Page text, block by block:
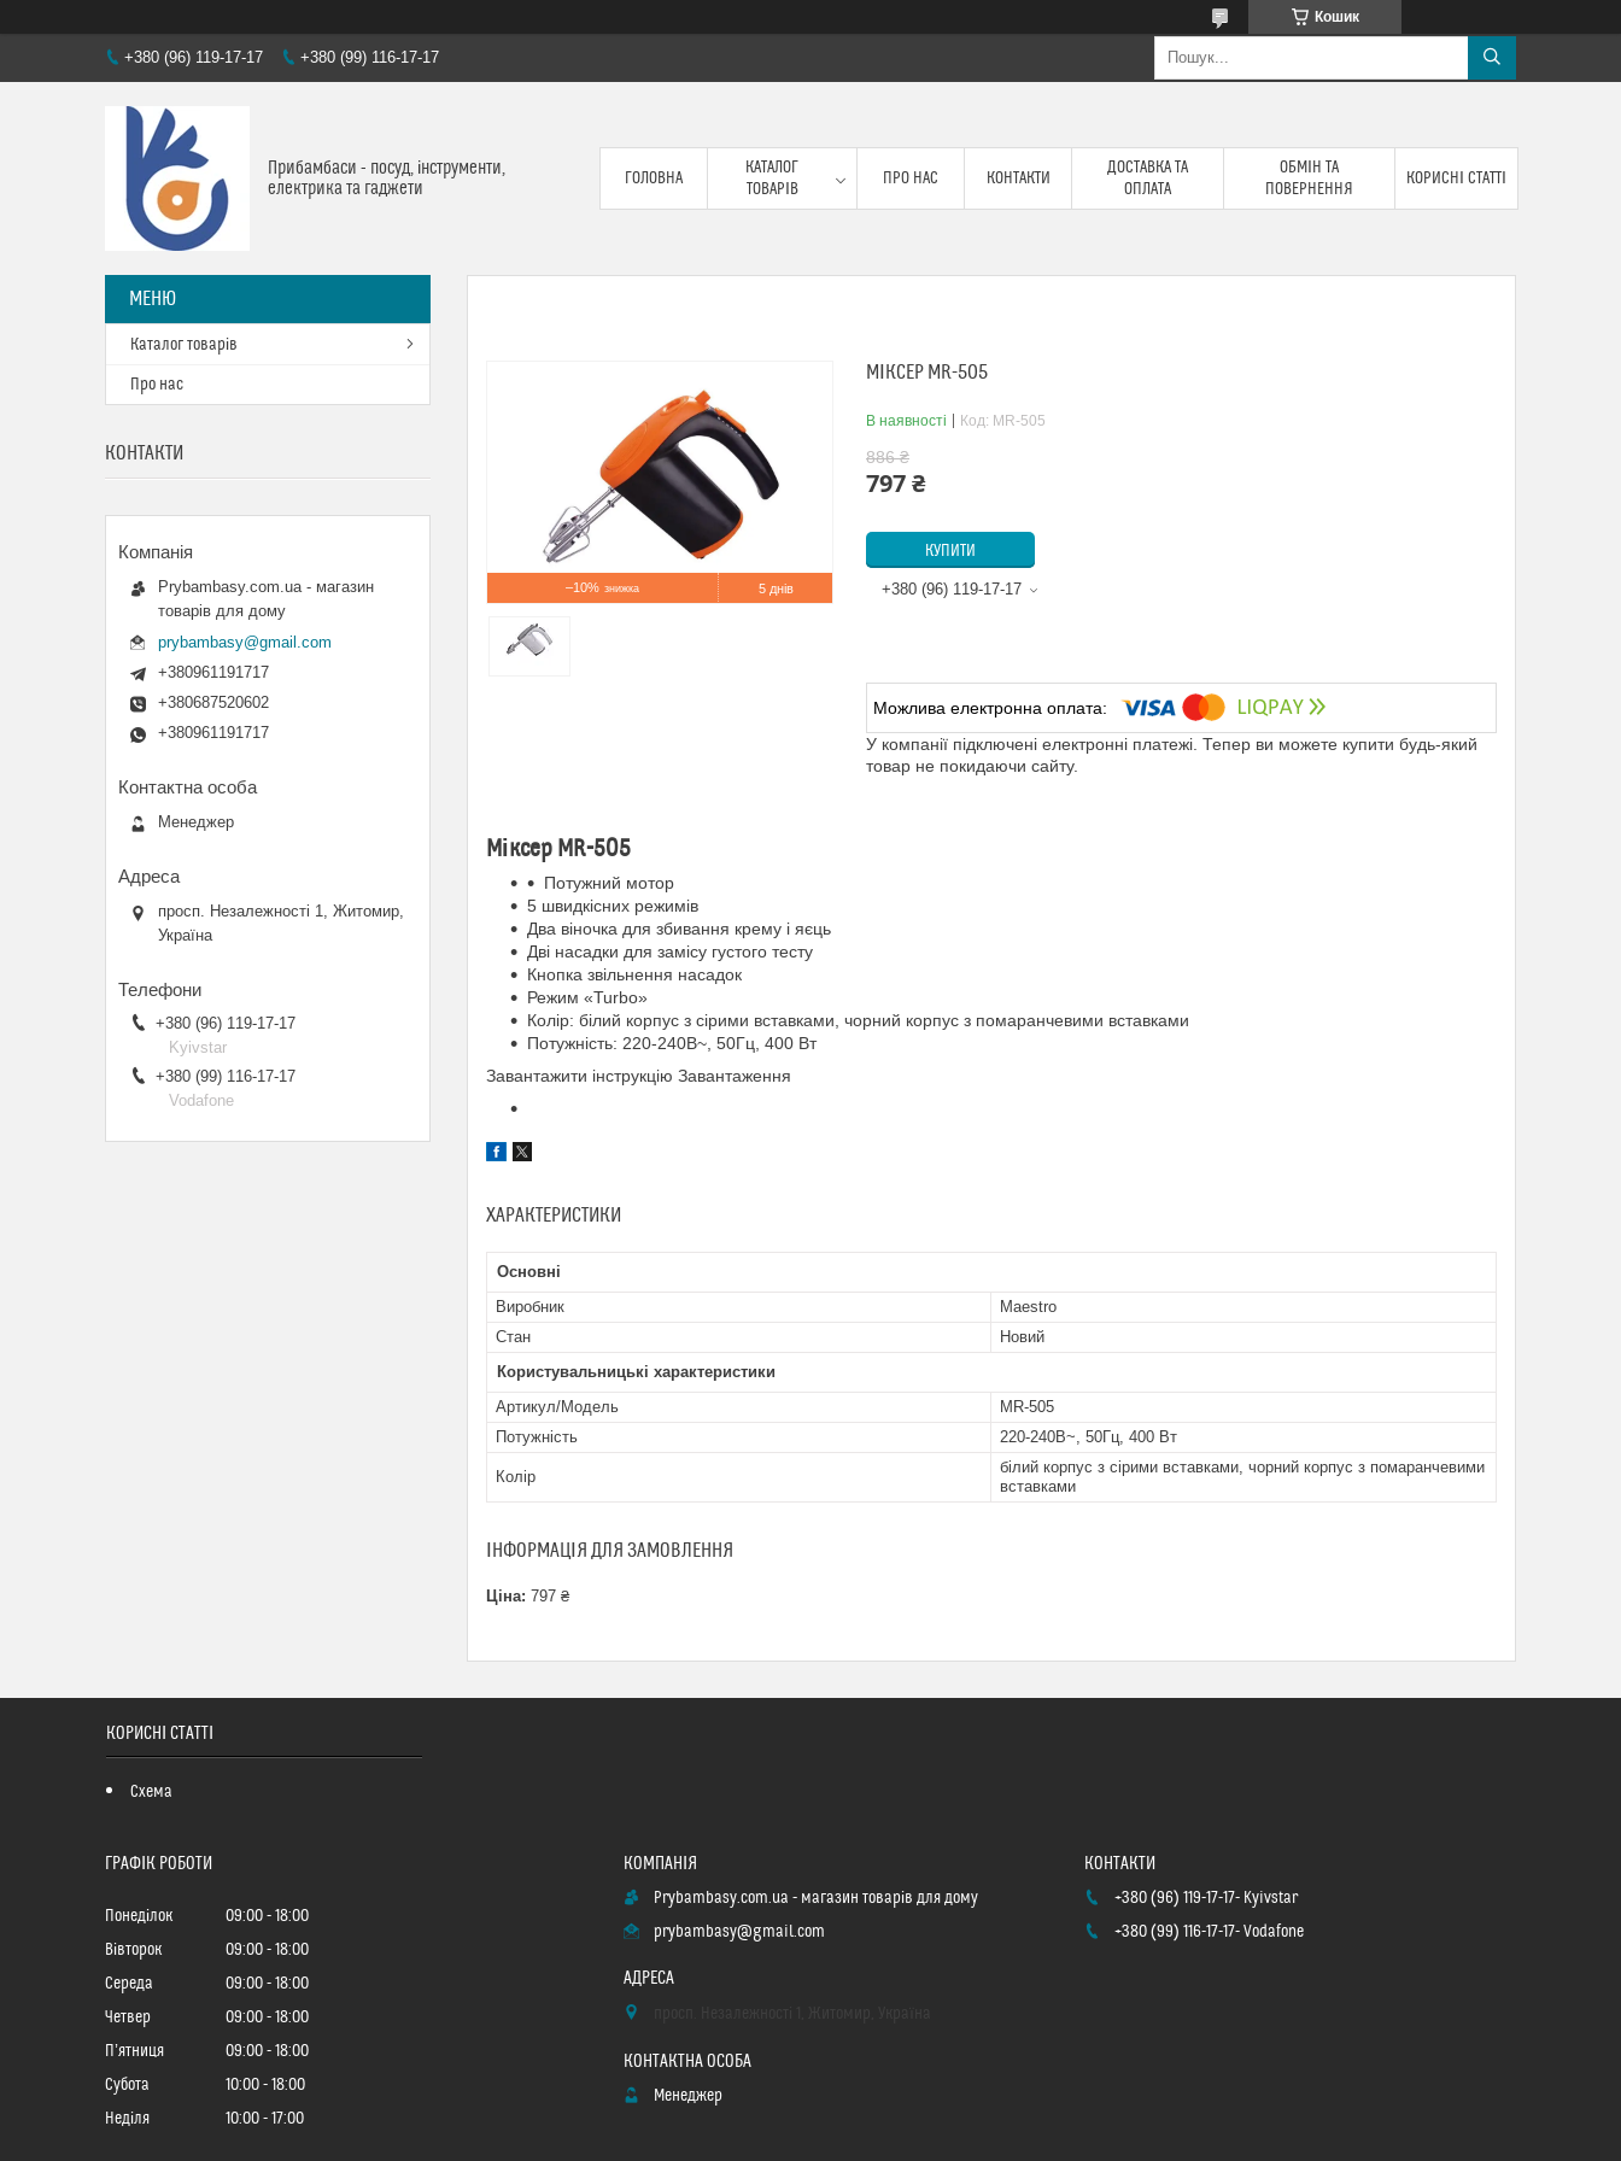
Кошик
+380 (96) 119-17-17 +380 (99) 116-17-17
Прибамбаси - посуд, інструменти,
електрика та гаджети
ГОЛОВНА
КАТАЛОГ
ТОВАРІВ
ПРО НАС КОНТАКТИ
ДОСТАВКА ТА
ОПЛАТА
ОБМІН ТА
ПОВЕРНЕННЯ
КОРИСНІ СТАТТІ
–10% 5 днів
МІКСЕР MR-505
В наявності Код: MR-505
886 ₴
797 ₴
КУПИТИ
+380 (96) 119-17-17
У компанії підключені електронні платежі. Тепер ви можете купити будь-який
товар не покидаючи сайту.
Міксер MR-505
Потужний мотор
5 швидкісних режимів
Два віночка для збивання крему і яєць
Дві насадки для замісу густого тесту
Кнопка звільнення насадок
Режим «Turbo»
Колір: білий корпус з сірими вставками, чорний корпус з помаранчевими вставками
Потужність: 220-240В~, 50Гц, 400 Вт
Завантажити інструкцію Завантаження
ХАРАКТЕРИСТИКИ
Основні
Виробник
Maestro
Стан
Новий
Користувальницькі характеристики
Артикул/Модель
MR-505
Потужність
220-240В~, 50Гц, 400 Вт
Колір
білий корпус з сірими вставками, чорний корпус з помаранчевими
вставками
ІНФОРМАЦІЯ ДЛЯ ЗАМОВЛЕННЯ
Ціна: 797 ₴
Каталог товарів
Про нас
КОНТАКТИ
Prybambasy.com.ua - магазин
товарів для дому
prybambasy@gmail.com
+380961191717
+380687520602
+380961191717
Менеджер
просп. Незалежності 1, Житомир,
Україна
+380 (96) 119-17-17
Kyivstar
+380 (99) 116-17-17
Vodafone
КОРИСНІ СТАТТІ
Схема
ГРАФІК РОБОТИ
Понеділок 09:00
18:00
Вівторок
09:00
18:00
Середа
09:00
18:00
Четвер
09:00
18:00
Пʼятниця
09:00
18:00
Субота
10:00
18:00
Неділя
10:00 17:00
Prybambasy.com.ua - магазин товарів для дому
prybambasy@gmail.com
Менеджер
+380 (96) 119-17-17 Kyivstar
+380 (99) 116-17-17 Vodafone